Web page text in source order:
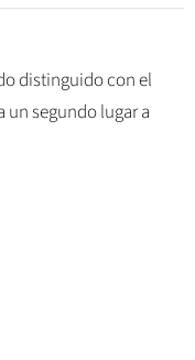
distinguido con el
un segundo lugar a